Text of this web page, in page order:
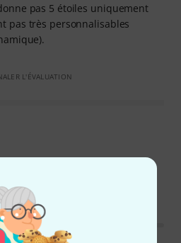
pas 5 étoiles uniquement
pas très personnalisables
L'ÉVALUATION